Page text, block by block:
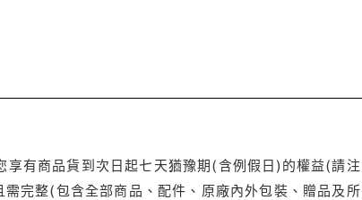
享有商品貨到次日起七天猶豫期(含例假日)的權益(請
完整(包含全部商品、配件、原廠內外包裝、贈品及